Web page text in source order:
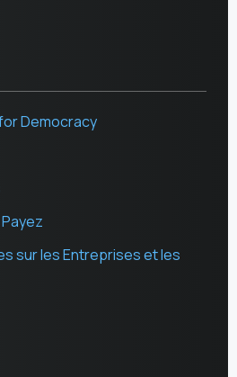
Democracy
sur les Entreprises et les